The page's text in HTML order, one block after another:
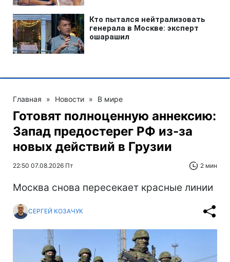
Главная » Новости » В мире
Готовят полноценную аннексию:
Запад предостерег РФ из-за
новых действий в Грузии
22:50 07.08.2026 Пт 2 мин
Москва снова пересекает красные линии
СЕРГЕЙ КОЗАЧУК